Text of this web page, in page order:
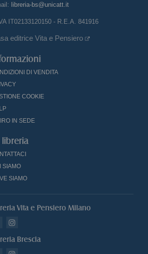
libreria-bs@unicatt.it
IT02133120150 - R.E.A. 841916
editrice Vita e Pensiero
DI VENDITA
COOKIE
IN SEDE
libreria
SIAMO
SIAMO
Vita e Pensiero Milano
Brescia